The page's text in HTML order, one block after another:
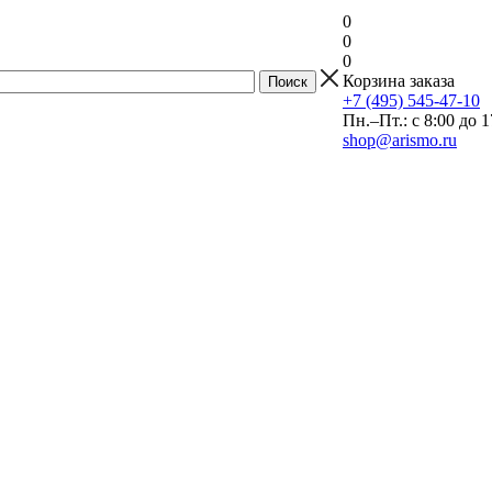
0
0
0
Корзина заказа
+7 (495) 545-47-10
Пн.–Пт.: с 8:00 до
shop@arismo.ru